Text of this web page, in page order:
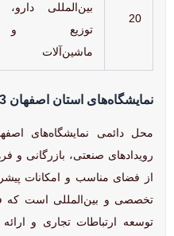
20
بین‌المللی دارو،
توزیع و
ماشین‌آلات
نمایشگاه‌های استان اصفهان 1403
محل دائمی نمایشگاه‌های
رویدادهای صنعتی، بازرگانی و
از فضای مناسب و امکانات
تخصصی و بین‌المللی است که
توسعه ارتباطات تجاری و